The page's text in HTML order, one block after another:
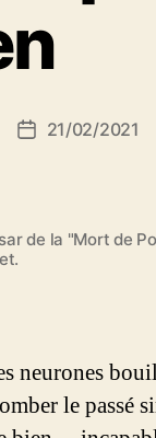
Post21/02/2021
de la "Mort de
neurones
le passé